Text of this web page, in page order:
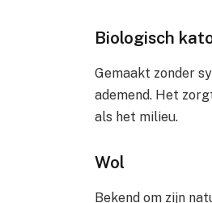
Biologisch
Gemaakt zonder
ademend. Het
als het milieu.
Wol
Bekend om zijn